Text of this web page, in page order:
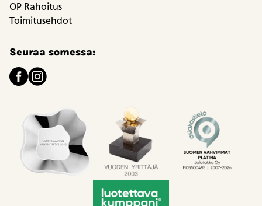
OP Rahoitus
Toimitusehdot
Seuraa somessa: